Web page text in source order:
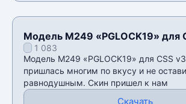
Модель M249 «PGLOCK19» для
1 083
Модель M249 «PGLOCK19» для CSS
пришлась многим по вкусу и не
равнодушным. Скин пришел к нам
Скачать